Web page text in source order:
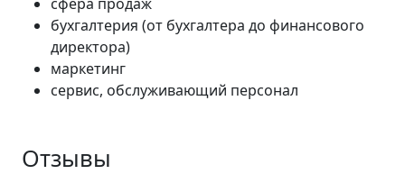
бухгалтерия (от бухгалтера до финансового
директора)
маркетинг
сервис, обслуживающий персонал
Отзывы